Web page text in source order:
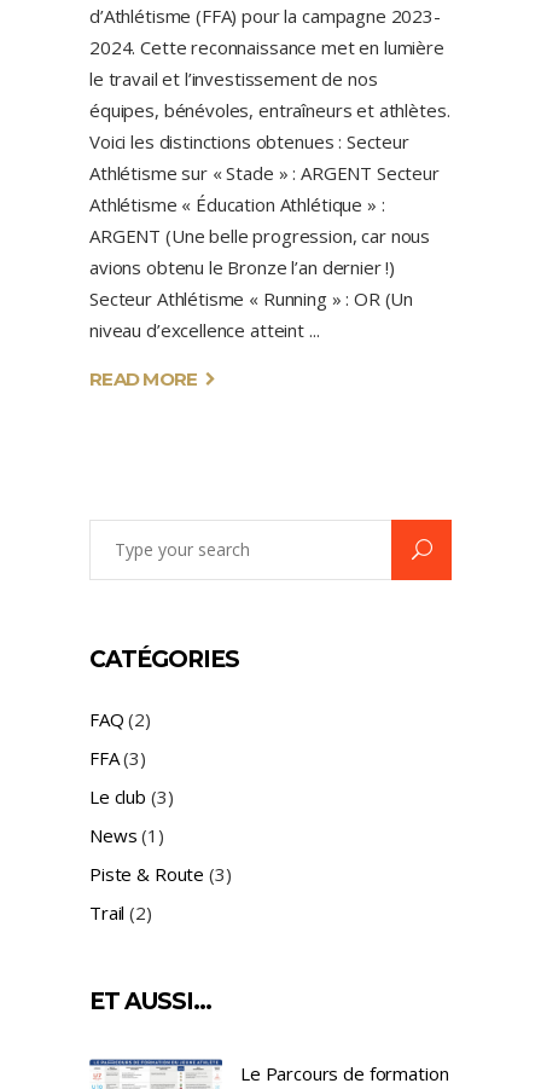
d’Athlétisme (FFA) pour la campagne 2023-
2024. Cette reconnaissance met en lumière
le travail et l’investissement de nos
équipes, bénévoles, entraîneurs et athlètes.
Voici les distinctions obtenues : Secteur
Athlétisme sur « Stade » : ARGENT Secteur
Athlétisme « Éducation Athlétique » :
ARGENT (Une belle progression, car nous
avions obtenu le Bronze l’an dernier !)
Secteur Athlétisme « Running » : OR (Un
niveau d’excellence atteint
READ MORE
CATÉGORIES
FAQ (2)
FFA(3)
Le club (3)
News (1)
Piste & Route (3)
Trail (2)
ET AUSSI…
Le Parcours de formation